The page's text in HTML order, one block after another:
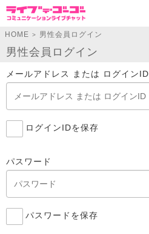
HOME > 男性会員ログイン
男性会員ログイン
メールアドレス または ログインID
ログインIDを保存
パスワード
パスワードを保存